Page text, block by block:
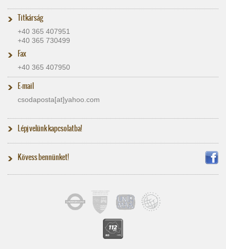
Titkárság
+40 365 407951
+40 365 730499
Fax
+40 365 407950
E-mail
csodaposta[at]​yahoo.com
Lépj velünk kapcsolatba!
Kövess bennünket!